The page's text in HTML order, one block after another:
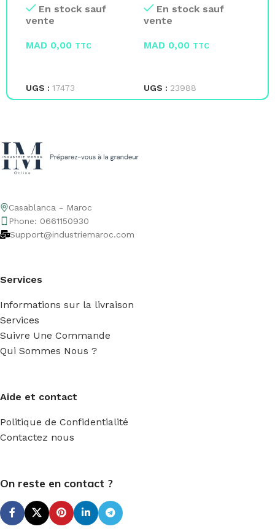
En stock sauf
vente
MAD 0,00 TTC
UGS : 17473
En stock sauf
vente
MAD 0,00 TTC
UGS : 23988
Casablanca - Maroc
Phone: 0661150930
Support@industriemaroc.com
Services
Informations sur la livraison
Services
Suivre Une Commande
Qui Sommes Nous ?
Aide et contact
Politique de Confidentialité
Contactez nous
On reste en contact ?